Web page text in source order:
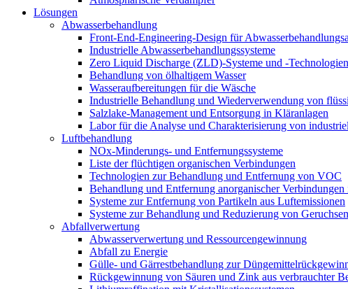
Lösungen
Abwasserbehandlung
Front-End-Engineering-Design für
Industrielle Abwasserbehandlungssysteme
Zero Liquid Discharge (ZLD)-Systeme und -Technologien
Behandlung von ölhaltigem Wasser
Wasseraufbereitungen für die Wäsche
Industrielle Behandlung und Wiederverwendung von
Salzlake-Management und Entsorgung in Kläranlagen
Labor für die Analyse und Charakterisierung von
Luftbehandlung
NOx-Minderungs- und Entfernungssysteme
Liste der flüchtigen organischen Verbindungen
Technologien zur Behandlung und Entfernung von VOC
Behandlung und Entfernung anorganischer
Systeme zur Entfernung von Partikeln aus Luftemissionen
Systeme zur Behandlung und Reduzierung von
Abfallverwertung
Abwasserverwertung und Ressourcengewinnung
Abfall zu Energie
Gülle- und Gärrestbehandlung zur
Rückgewinnung von Säuren und Zink aus verbrauchter